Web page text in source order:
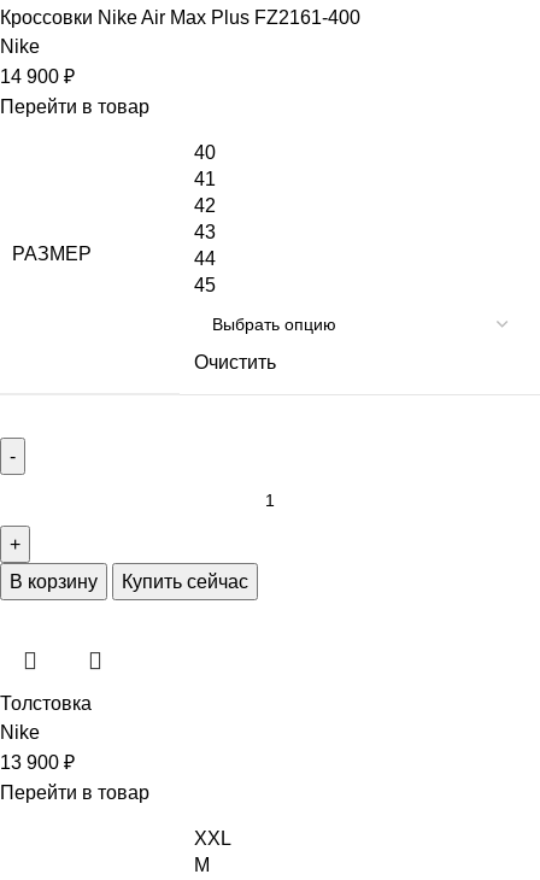
Кроссовки Nike Air Max Plus FZ2161-400
Nike
14 900 ₽
Перейти в товар
РАЗМЕР
40
41
42
43
44
45
Очистить
В корзину Купить сейчас
Толстовка
Nike
13 900 ₽
Перейти в товар
XXL
M